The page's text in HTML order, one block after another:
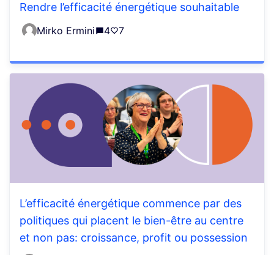
Rendre l’efficacité énergétique souhaitable
Mirko Ermini 4 7
L’efficacité énergétique commence par des
politiques qui placent le bien-être au centre
et non pas: croissance, profit ou possession